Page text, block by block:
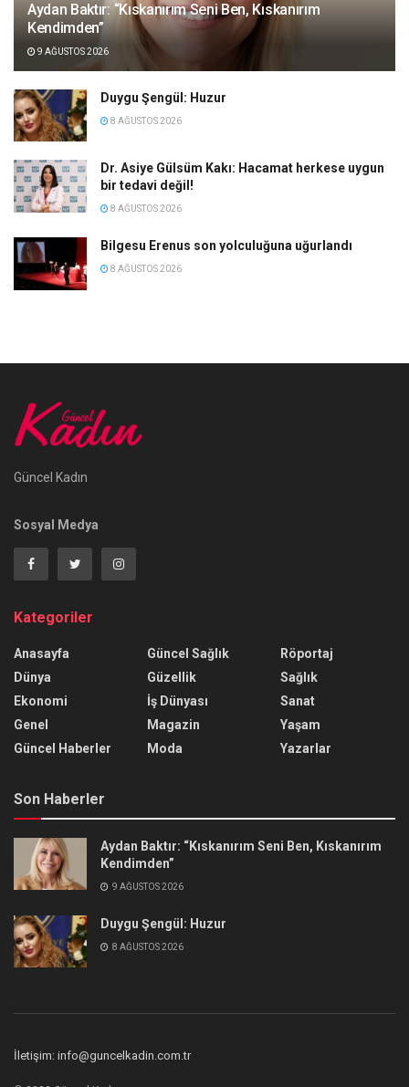
Aydan Baktır: “Kıskanırım Seni Ben, Kıskanırım
Kendimden”
9 AĞUSTOS 2026
Duygu Şengül: Huzur
8 AĞUSTOS 2026
Dr. Asiye Gülsüm Kakı: Hacamat herkese uygun
bir tedavi değil!
8 AĞUSTOS 2026
Bilgesu Erenus son yolculuğuna uğurlandı
8 AĞUSTOS 2026
Güncel Kadın
Sosyal Medya
Kategoriler
Anasayfa
Dünya
Ekonomi
Genel
Güncel Haberler
Güncel Sağlık
Güzellik
İş Dünyası
Magazin
Moda
Röportaj
Sağlık
Sanat
Yaşam
Yazarlar
Son Haberler
Aydan Baktır: “Kıskanırım Seni Ben, Kıskanırım
Kendimden”
9 AĞUSTOS 2026
Duygu Şengül: Huzur
8 AĞUSTOS 2026
İletişim: info@guncelkadin.com.tr